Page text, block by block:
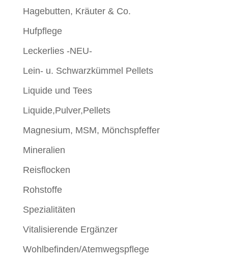
Hagebutten, Kräuter & Co.
Hufpflege
Leckerlies -NEU-
Lein- u. Schwarzkümmel Pellets
Liquide und Tees
Liquide,Pulver,Pellets
Magnesium, MSM, Mönchspfeffer
Mineralien
Reisflocken
Rohstoffe
Spezialitäten
Vitalisierende Ergänzer
Wohlbefinden/Atemwegspflege